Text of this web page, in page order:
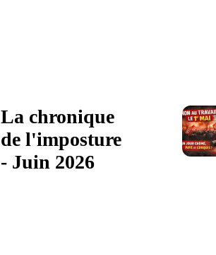
La chronique
de l'imposture
- Juin 2026